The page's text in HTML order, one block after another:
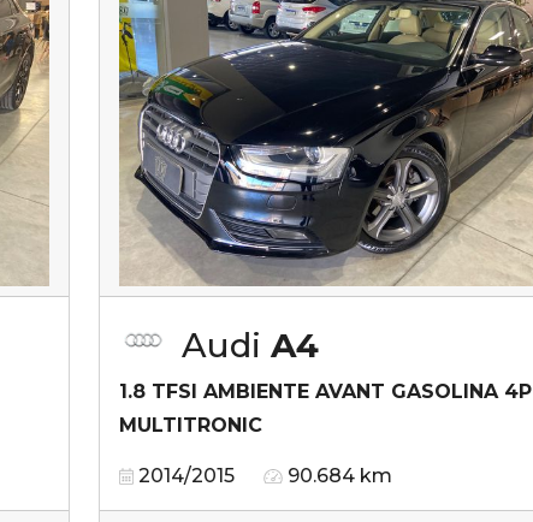
Audi A4
1.8 TFSI AMBIENTE AVANT GASOLINA 4P
MULTITRONIC
2014/2015 90.684 km